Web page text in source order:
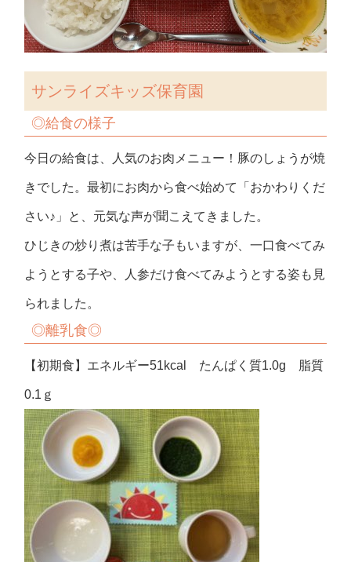
サンライズキッズ保育園
◎給食の様子
今日の給食は、人気のお肉メニュー！豚のしょうが焼
きでした。最初にお肉から食べ始めて「おかわりくだ
さい♪」と、元気な声が聞こえてきました。
ひじきの炒り煮は苦手な子もいますが、一口食べてみ
ようとする子や、人参だけ食べてみようとする姿も見
られました。
◎離乳食◎
【初期食】エネルギー51kcal たんぱく質1.0g 脂質
0.1ｇ